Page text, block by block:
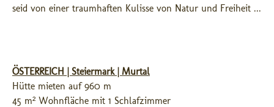
seid von einer traumhaften Kulisse von Natur und Freiheit ...
ÖSTERREICH | Steiermark | Murtal
Hütte mieten auf 960 m
45 m² Wohnfläche mit 1 Schlafzimmer